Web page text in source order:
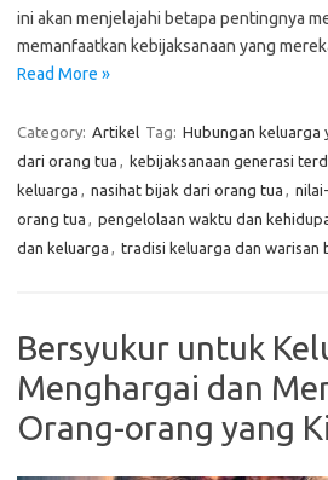
ini akan menjelajahi betapa pentingnya
memanfaatkan kebijaksanaan yang
Read More »
Category: Artikel Tag: Hubungan keluarga
dari orang tua , kebijaksanaan generasi
keluarga , nasihat bijak dari orang tua ,
orang tua , pengelolaan waktu dan
dan keluarga , tradisi keluarga dan warisan
Bersyukur untuk
Menghargai dan
Orang-orang yang